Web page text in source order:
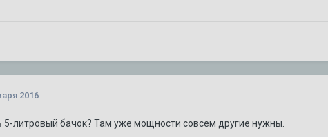
2016
5-литровый бачок? Там уже мощности совсем другие нужны.